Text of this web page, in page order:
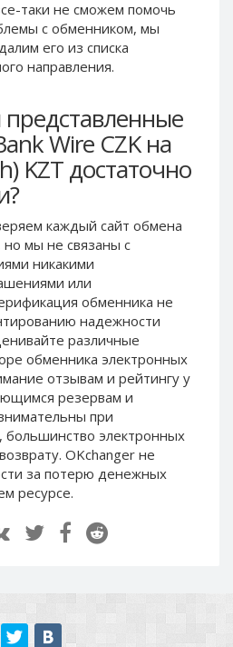
таки не сможем помочь
c обменником, мы
его из списка
направления.
Wire CZK на
KZT достаточно
каждый сайт обмена
мы не связаны c
никакими
или
обменника не
надежности
различные
обменника электронных
отзывам и рейтингу у
резервам и
при
большинство электронных
OKchanger не
за потерю денежных
ресурсе.
Neteller GBP
Neteller NOK
Neteller SEK
PaySera EUR
PaySera PLN
AliPay CNY
Paymer USD
Paymer RUB
Paymer UAH
Capitalist USD
Capitalist RUB
Capitalist EUR
Payoneer USD
Payoneer EUR
Revolut Binance USD
(BUSD)
Revolut USD
Revolut GBP
Piastrix USD